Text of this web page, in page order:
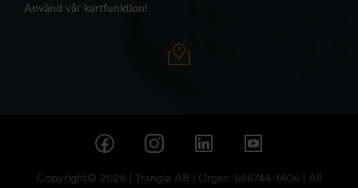
Använd vår kartfunktion!
Copyright© 2026 | Trangia AB | Orgnr: 556744-1406 | All